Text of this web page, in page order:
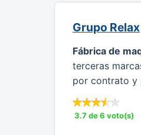
Grupo Relax
Fábrica de
terceras
por contrato y
3.7 de 6 voto(s)